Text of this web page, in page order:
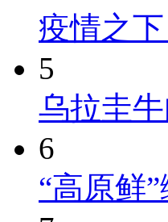
疫情之
5
乌拉圭
6
“高原鲜